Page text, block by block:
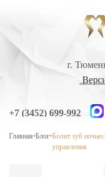
г.
+7 (3452) 699-992
Главная•Блог•Болит зуб
управления
г.
+7 (3452) 699-992
УСЛУГИ